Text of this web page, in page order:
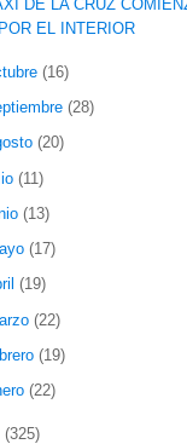
DE LA CRUZ
EL INTERIOR
(16)
(28)
(20)
(11)
(13)
(17)
(19)
(22)
(19)
(22)
(325)